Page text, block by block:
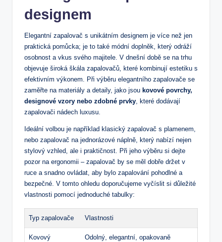
designem
Elegantní zapalovač s unikátním designem je více než jen
praktická pomůcka; je to také módní doplněk, který odráží
osobnost a vkus svého majitele. V dnešní době se na trhu
objevuje široká škála zapalovačů, které kombinují estetiku s
efektivním výkonem. Při výběru elegantního zapalovače se
zaměřte na materiály a detaily, jako jsou kovové povrchy,
designové vzory nebo zdobné prvky, které dodávají
zapalovači nádech luxusu.
Ideální volbou je například klasický zapalovač s plamenem,
nebo zapalovač na jednorázové náplně, který nabízí nejen
stylový vzhled, ale i praktičnost. Při jeho výběru si dejte
pozor na ergonomii – zapalovač by se měl dobře držet v
ruce a snadno ovládat, aby bylo zapalování pohodlné a
bezpečné. V tomto ohledu doporučujeme vyčíslit si důležité
vlastnosti pomocí jednoduché tabulky:
Typ zapalovače Vlastnosti
Kovový
Odolný, elegantní, opakovaně